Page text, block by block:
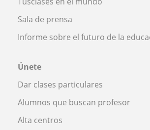
Sala de prensa
Informe sobre el futuro de la
Únete
Dar clases particulares
Alumnos que buscan profesor
Alta centros